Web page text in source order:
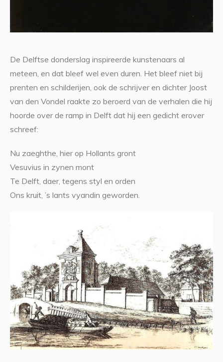
De Delftse donderslag inspireerde kunstenaars al
meteen, en dat bleef wel even duren. Het bleef niet bij
prenten en schilderijen, ook de schrijver en dichter Joost
van den Vondel raakte zo beroerd van de verhalen die hij
hoorde over de ramp in Delft dat hij een gedicht erover
schreef:
Nu zaeghthe, hier op Hollants gront
Vesuvius in zynen mont
Te Delft, daer, tegens styl en orden
Ons kruit, ’s lants vyandin geworden.